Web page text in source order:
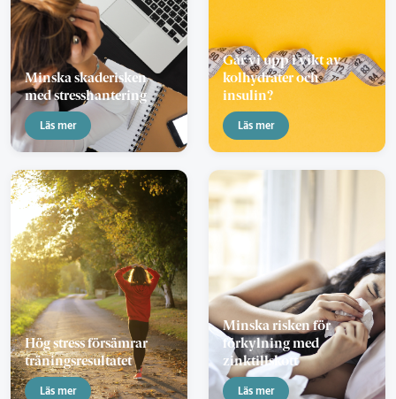
Minska skaderisken
med stresshantering
Läs mer
Går vi upp i vikt av
kolhydrater och
insulin?
Läs mer
Hög stress försämrar
träningsresultatet
Läs mer
Minska risken för
förkylning med
zinktillskott
Läs mer